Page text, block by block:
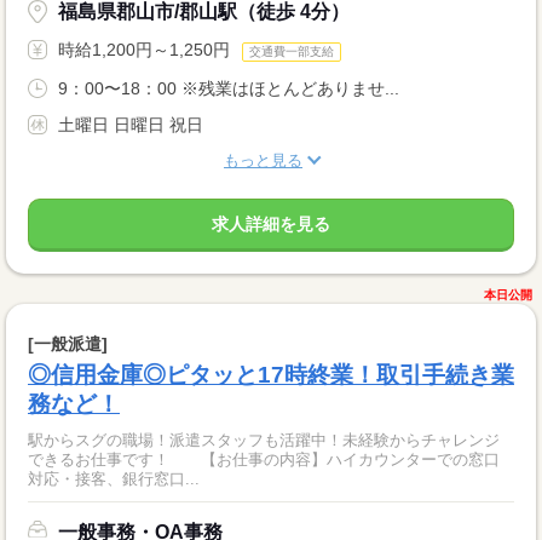
福島県郡山市/郡山駅（徒歩 4分）
時給1,200円～1,250円 交通費一部支給
9：00〜18：00 ※残業はほとんどありませ...
土曜日 日曜日 祝日
もっと見る
求人詳細を見る
本日公開
[一般派遣]
◎信用金庫◎ピタッと17時終業！取引手続き業
務など！
駅からスグの職場！派遣スタッフも活躍中！未経験からチャレンジ
できるお仕事です！ 【お仕事の内容】ハイカウンターでの窓口
対応・接客、銀行窓口...
一般事務・OA事務